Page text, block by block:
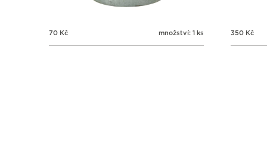
70 Kč množství: 1 ks 350 Kč